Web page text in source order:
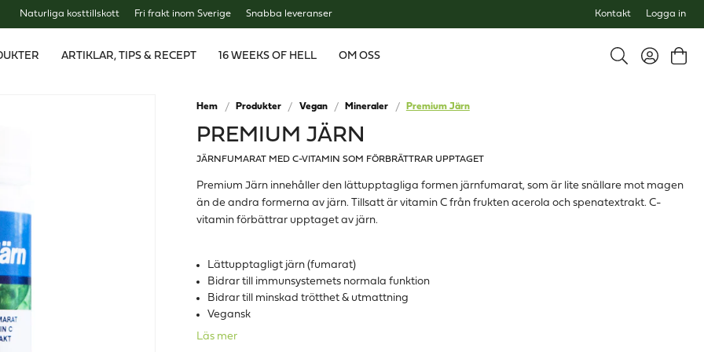
Naturliga kosttillskott Fri frakt inom Sverige Snabba leveranser Kontakt Logga in
ARTIKLAR, TIPS & RECEPT 16 WEEKS OF HELL OM OSS
Hem Produkter Vegan Mineraler Premium Järn
PREMIUM JÄRN
JÄRNFUMARAT MED C-VITAMIN SOM FÖRBRÄTTRAR UPPTAGET
Premium Järn innehåller den lättupptagliga formen järnfumarat, som är lite snällare mot magen
än de andra formerna av järn. Tillsatt är vitamin C från frukten acerola och spenatextrakt. C-
vitamin förbättrar upptaget av järn.
Lättupptagligt järn (fumarat)
Bidrar till immunsystemets normala funktion
Bidrar till minskad trötthet & utmattning
Vegansk
Läs mer